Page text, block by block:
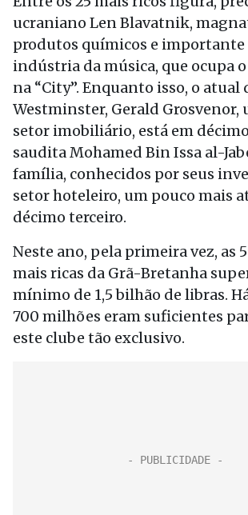
ucraniano Len Blavatnik,
produtos químicos e
indústria da música, que ocupa
na “City”. Enquanto isso, o atual
Westminster, Gerald Grosvenor,
setor imobiliário, está em
saudita Mohamed Bin Issa al-
família, conhecidos por seus
setor hoteleiro, um pouco mais
décimo terceiro.
Neste ano, pela primeira vez, as
mais ricas da Grã-Bretanha
mínimo de 1,5 bilhão de libras.
700 milhões eram suficientes
este clube tão exclusivo.